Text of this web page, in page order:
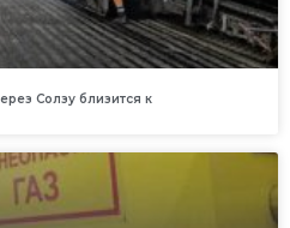
Солзу близится к